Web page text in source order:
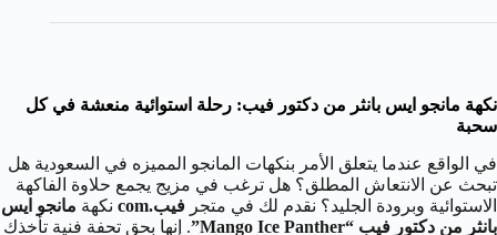
نكهة مانجو ايس بانثر من دكتور فيب: رحلة استوائية منعشة في كل
سحبة
في الواقع عندما يتعلق الأمر بنكهات المانجو المميزه في السعودية هل
تبحث عن الانتعاش المطلق؟ هل ترغب في مزيج يجمع حلاوة الفاكهة
الاستوائية وبرودة الجليد؟ نقدم لك في متجر فيب.com نكهة مانجو ايس
بانثر من دكتور فيب “Mango Ice Panther”
. إنها بحق تحفة فنية تأخذك